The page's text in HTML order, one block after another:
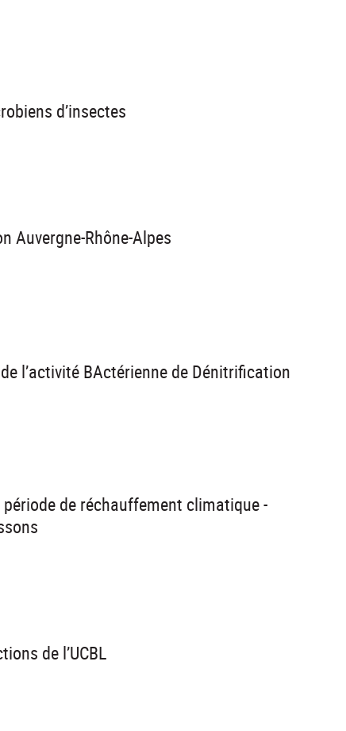
d’insectes
Auvergne-Rhône-Alpes
l’activité BActérienne de Dénitrification
de réchauffement climatique -
de l’UCBL